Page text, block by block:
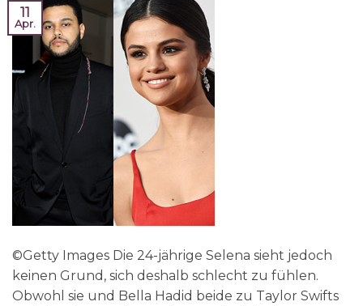
11
Apr.
©Getty Images Die 24-jährige Selena sieht jedoch
keinen Grund, sich deshalb schlecht zu fühlen.
Obwohl sie und Bella Hadid beide zu Taylor Swifts